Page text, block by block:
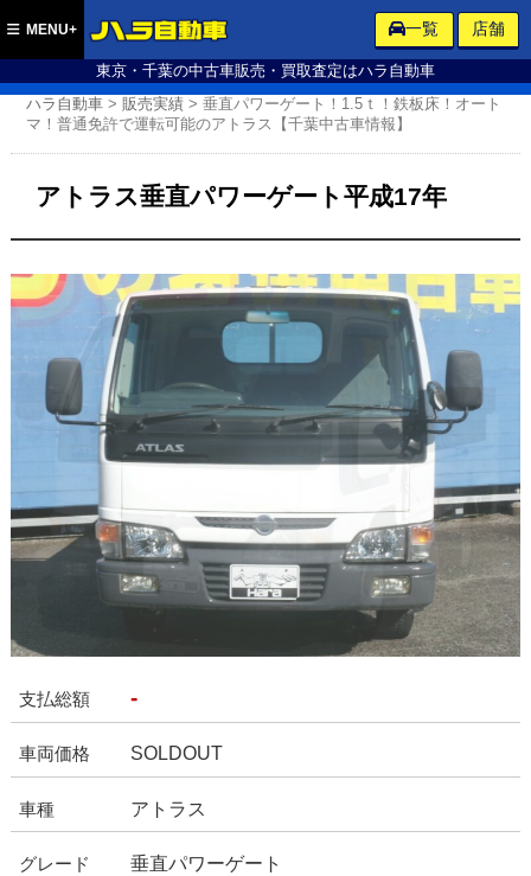
東京・千葉の中古車販売・買取査定はハラ自動車
MENU+ 一覧 店舗
ハラ自動車 >販売実績 >垂直パワーゲート！1.5ｔ！鉄板床！オート
マ！普通免許で運転可能のアトラス【千葉中古車情報】
アトラス垂直パワーゲート平成17年
支払総額 -
車両価格 SOLDOUT
車種 アトラス
グレード 垂直パワーゲート